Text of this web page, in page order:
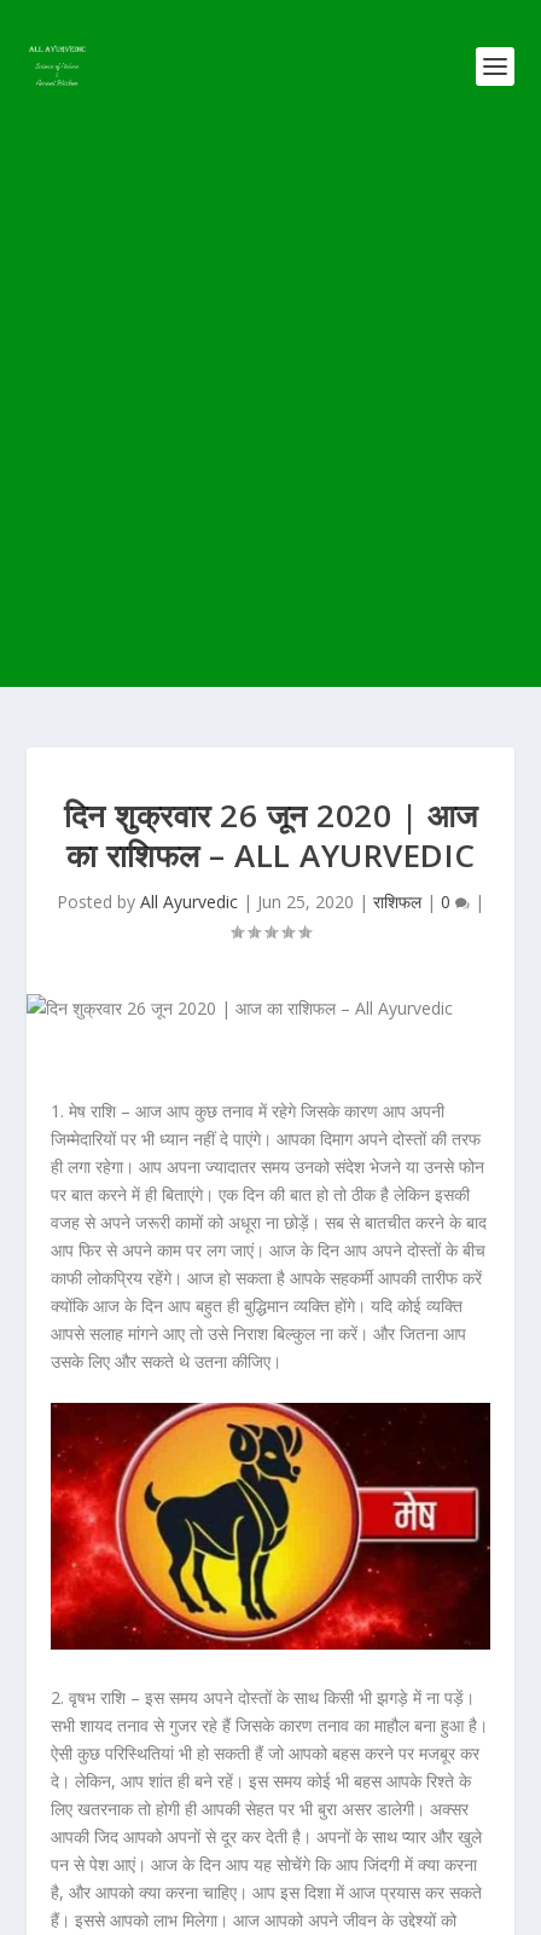
दिन शुक्रवार 26 जून 2020 | आज
का राशिफल – ALL AYURVEDIC
Posted by All Ayurvedic | Jun 25, 2020 | राशिफल| 0 |
1. मेष राशि – आज आप कुछ तनाव में रहेगे जिसके कारण आप अपनी
जिम्मेदारियों पर भी ध्यान नहीं दे पाएंगे। आपका दिमाग अपने दोस्तों की तरफ
ही लगा रहेगा। आप अपना ज्यादातर समय उनको संदेश भेजने या उनसे फोन
पर बात करने में ही बिताएंगे। एक दिन की बात हो तो ठीक है लेकिन इसकी
वजह से अपने जरूरी कामों को अधूरा ना छोड़ें। सब से बातचीत करने के बाद
आप फिर से अपने काम पर लग जाएं। आज के दिन आप अपने दोस्तों के बीच
काफी लोकप्रिय रहेंगे। आज हो सकता है आपके सहकर्मी आपकी तारीफ करें
क्योंकि आज के दिन आप बहुत ही बुद्धिमान व्यक्ति होंगे। यदि कोई व्यक्ति
आपसे सलाह मांगने आए तो उसे निराश बिल्कुल ना करें। और जितना आप
उसके लिए और सकते थे उतना कीजिए।
2. वृषभ राशि – इस समय अपने दोस्तों के साथ किसी भी झगड़े में ना पड़ें।
सभी शायद तनाव से गुजर रहे हैं जिसके कारण तनाव का माहौल बना हुआ है।
ऐसी कुछ परिस्थितियां भी हो सकती हैं जो आपको बहस करने पर मजबूर कर
दे। लेकिन, आप शांत ही बने रहें। इस समय कोई भी बहस आपके रिश्ते के
लिए खतरनाक तो होगी ही आपकी सेहत पर भी बुरा असर डालेगी। अक्सर
आपकी जिद आपको अपनों से दूर कर देती है। अपनों के साथ प्यार और खुले
पन से पेश आएं। आज के दिन आप यह सोचेंगे कि आप जिंदगी में क्या करना
है, और आपको क्या करना चाहिए। आप इस दिशा में आज प्रयास कर सकते
हैं। इससे आपको लाभ मिलेगा। आज आपको अपने जीवन के उद्देश्यों को